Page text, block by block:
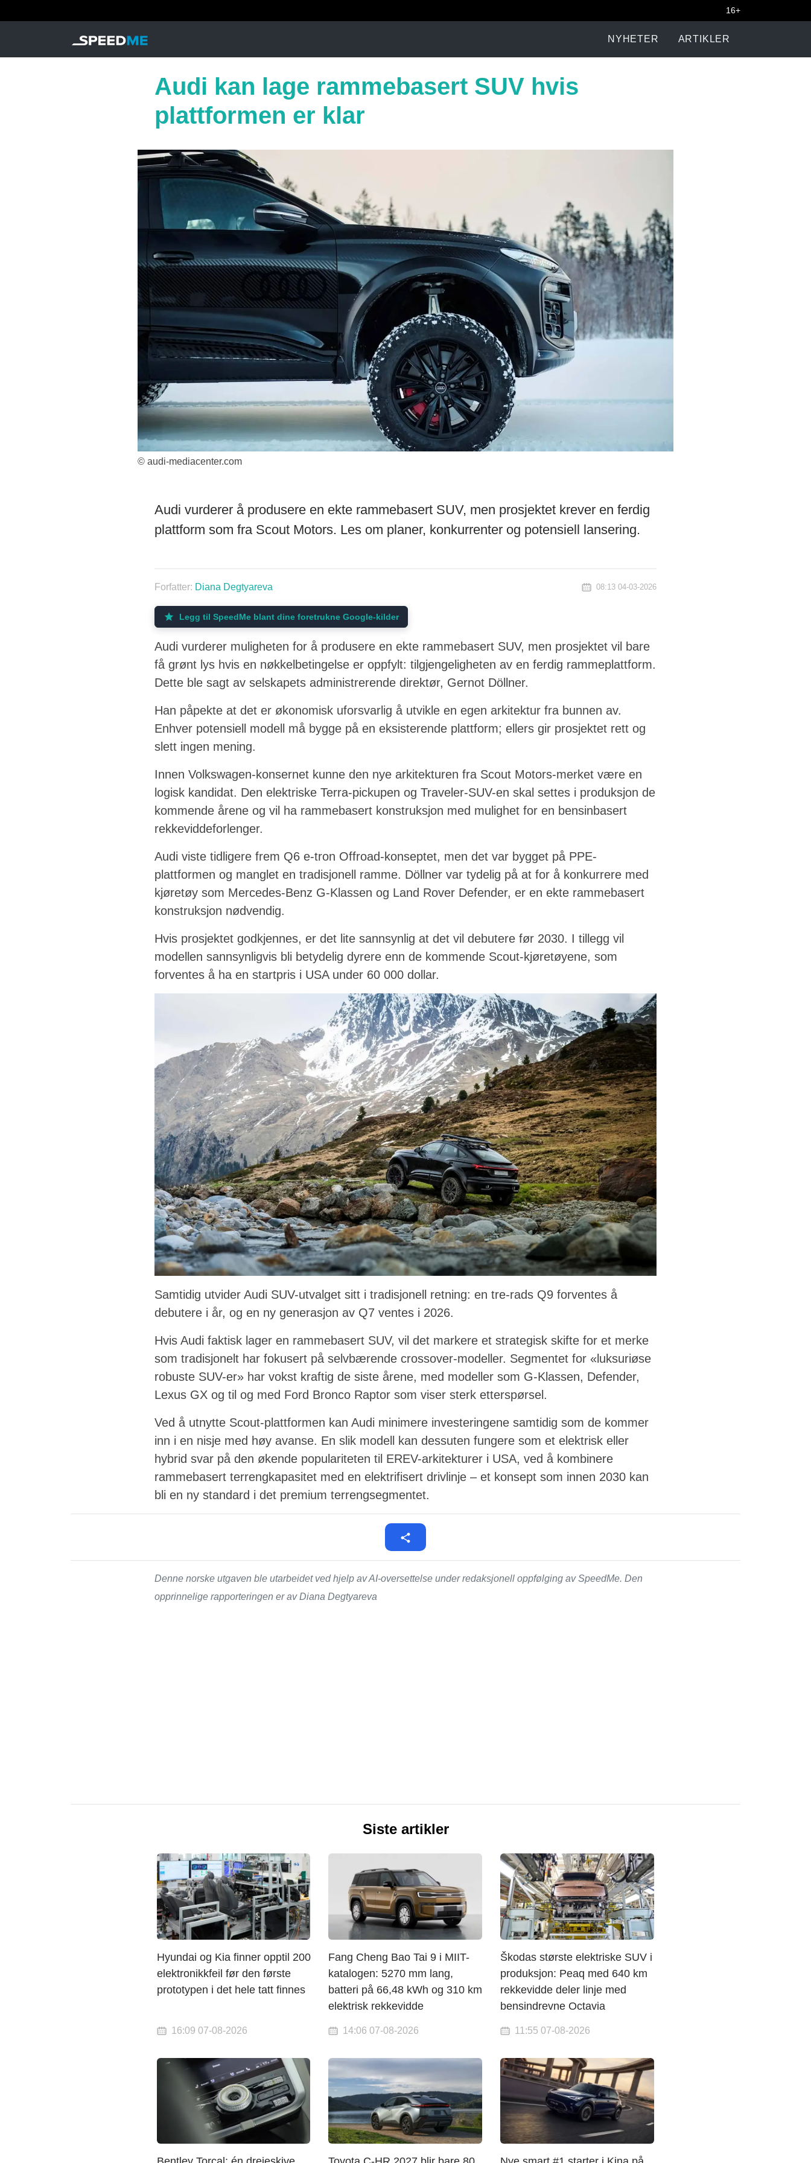
16+
NYHETER ARTIKLER
Audi kan lage rammebasert SUV hvis
plattformen er klar
© audi-mediacenter.com
Audi vurderer å produsere en ekte rammebasert SUV, men prosjektet krever en ferdig
plattform som fra Scout Motors. Les om planer, konkurrenter og potensiell lansering.
Forfatter: Diana Degtyareva 08:13 04-03-2026
Legg til SpeedMe blant dine foretrukne Google-kilder
Audi vurderer muligheten for å produsere en ekte rammebasert SUV, men prosjektet vil bare
få grønt lys hvis en nøkkelbetingelse er oppfylt: tilgjengeligheten av en ferdig rammeplattform.
Dette ble sagt av selskapets administrerende direktør, Gernot Döllner.
Han påpekte at det er økonomisk uforsvarlig å utvikle en egen arkitektur fra bunnen av.
Enhver potensiell modell må bygge på en eksisterende plattform; ellers gir prosjektet rett og
slett ingen mening.
Innen Volkswagen-konsernet kunne den nye arkitekturen fra Scout Motors-merket være en
logisk kandidat. Den elektriske Terra-pickupen og Traveler-SUV-en skal settes i produksjon de
kommende årene og vil ha rammebasert konstruksjon med mulighet for en bensinbasert
rekkeviddeforlenger.
Audi viste tidligere frem Q6 e-tron Offroad-konseptet, men det var bygget på PPE-
plattformen og manglet en tradisjonell ramme. Döllner var tydelig på at for å konkurrere med
kjøretøy som Mercedes-Benz G-Klassen og Land Rover Defender, er en ekte rammebasert
konstruksjon nødvendig.
Hvis prosjektet godkjennes, er det lite sannsynlig at det vil debutere før 2030. I tillegg vil
modellen sannsynligvis bli betydelig dyrere enn de kommende Scout-kjøretøyene, som
forventes å ha en startpris i USA under 60 000 dollar.
Samtidig utvider Audi SUV-utvalget sitt i tradisjonell retning: en tre-rads Q9 forventes å
debutere i år, og en ny generasjon av Q7 ventes i 2026.
Hvis Audi faktisk lager en rammebasert SUV, vil det markere et strategisk skifte for et merke
som tradisjonelt har fokusert på selvbærende crossover-modeller. Segmentet for «luksuriøse
robuste SUV-er» har vokst kraftig de siste årene, med modeller som G-Klassen, Defender,
Lexus GX og til og med Ford Bronco Raptor som viser sterk etterspørsel.
Ved å utnytte Scout-plattformen kan Audi minimere investeringene samtidig som de kommer
inn i en nisje med høy avanse. En slik modell kan dessuten fungere som et elektrisk eller
hybrid svar på den økende populariteten til EREV-arkitekturer i USA, ved å kombinere
rammebasert terrengkapasitet med en elektrifisert drivlinje – et konsept som innen 2030 kan
bli en ny standard i det premium terrengsegmentet.
Denne norske utgaven ble utarbeidet ved hjelp av AI-oversettelse under redaksjonell oppfølging av SpeedMe. Den
opprinnelige rapporteringen er av Diana Degtyareva
Siste artikler
Hyundai og Kia finner opptil 200
elektronikkfeil før den første
prototypen i det hele tatt finnes
16:09 07-08-2026
Fang Cheng Bao Tai 9 i MIIT-
katalogen: 5270 mm lang,
batteri på 66,48 kWh og 310 km
elektrisk rekkevidde
14:06 07-08-2026
Škodas største elektriske SUV i
produksjon: Peaq med 640 km
rekkevidde deler linje med
bensindrevne Octavia
11:55 07-08-2026